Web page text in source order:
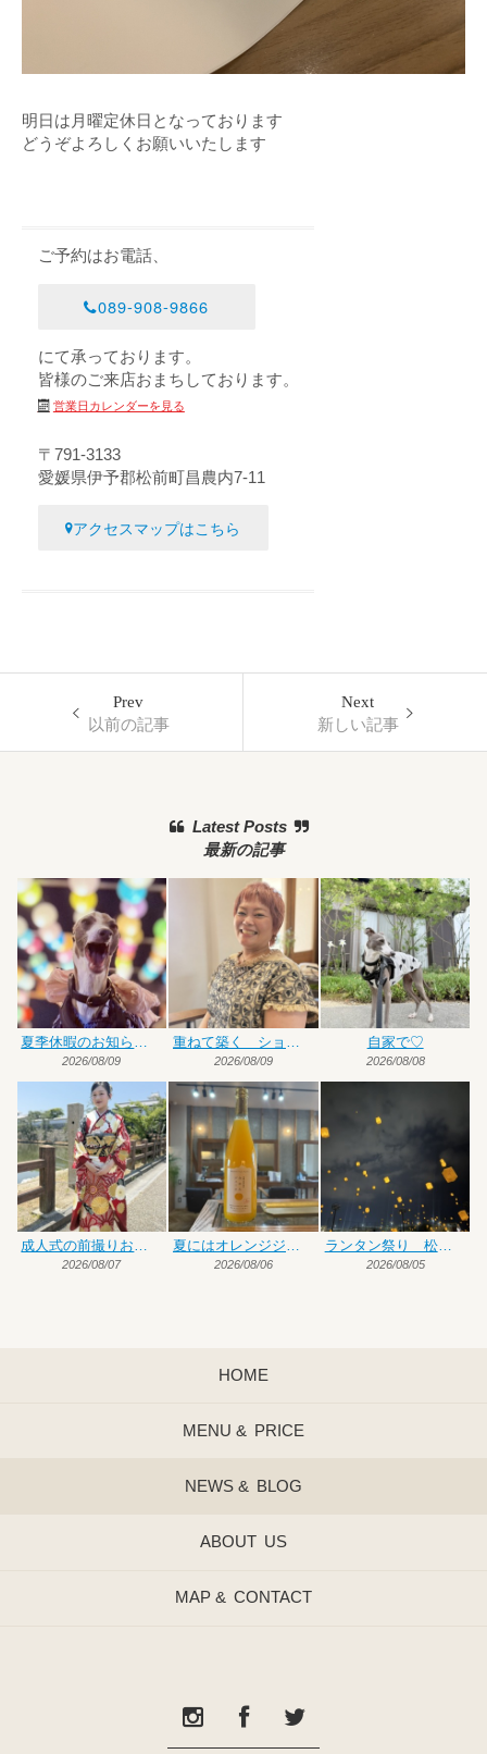
明日は月曜定休日となっております
どうぞよろしくお願いいたします
ご予約はお電話、
089-908-9866
にて承っております。
皆様のご来店おまちしております。
営業日カレンダーを見る
〒791-3133
愛媛県伊予郡松前町昌農内7-11
アクセスマップはこちら
Prev
以前の記事
Next
新しい記事
Latest Posts
最新の記事
夏季休暇のお知らせです
2026/08/09
重ねて築く ショート×ハイトーンカラー
2026/08/09
自家で♡
2026/08/08
成人式の前撮りお手伝い
2026/08/07
夏にはオレンジジュース♡
2026/08/06
ランタン祭り 松前編
2026/08/05
HOME
MENU & PRICE
NEWS & BLOG
ABOUT US
MAP & CONTACT